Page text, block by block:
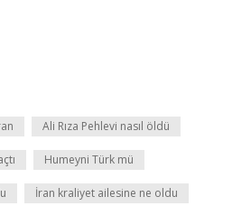
Ali Rıza Pehlevi nasıl öldü
Humeyni Türk mü
İran kraliyet ailesine ne oldu